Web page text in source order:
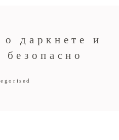
даркнете и